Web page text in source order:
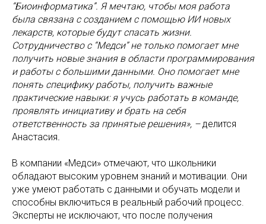
“Биоинформатика”. Я мечтаю, чтобы моя работа
была связана с созданием с помощью ИИ новых
лекарств, которые будут спасать жизни.
Сотрудничество с “Медси” не только помогает мне
получить новые знания в области программирования
и работы с большими данными. Оно помогает мне
понять специфику работы, получить важные
практические навыки: я учусь работать в команде,
проявлять инициативу и брать на себя
ответственность за принятые решения», –делится
Анастасия.
В компании «Медси» отмечают, что школьники
обладают высоким уровнем знаний и мотивации. Они
уже умеют работать с данными и обучать модели и
способны включиться в реальный рабочий процесс.
Эксперты не исключают, что после получения